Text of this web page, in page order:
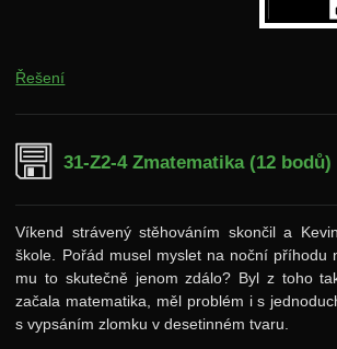
Řešení
31-Z2-4 Zmatematika (12 bodů)
Víkend strávený stěhováním skončil a
škole. Pořád musel myslet na noční příhodu
mu to skutečně jenom zdálo? Byl z toho
začala matematika, měl problém i s
s vypsáním zlomku v desetinném tvaru.